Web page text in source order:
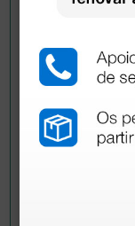
Pergunte a um
colegas que já